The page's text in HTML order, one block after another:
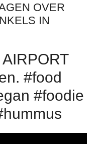
OVER
IN
#food
#foodie